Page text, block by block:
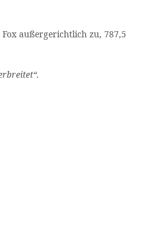
außergerichtlich zu, 787,5